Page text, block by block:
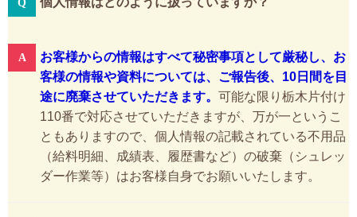
お客様からの情報はすべて秘密事項として厳秘し、お
客様の情報や資料については、ご報告後、10日間を目
途に廃棄させていただきます。 可能な限り栃木片付け
110番で対応させていただきますが、万が一というこ
ともありますので、個人情報の記載されている不用品
（給料明細、成績表、履歴書など）の破棄（シュレッ
ダー作業等）はお客様自身でお願いいたします。